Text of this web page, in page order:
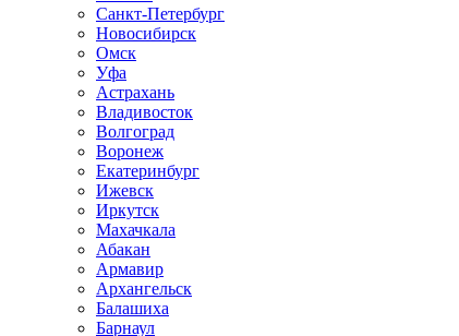
Санкт-Петербург
Новосибирск
Омск
Уфа
Астрахань
Владивосток
Волгоград
Воронеж
Екатеринбург
Ижевск
Иркутск
Махачкала
Абакан
Армавир
Архангельск
Балашиха
Барнаул